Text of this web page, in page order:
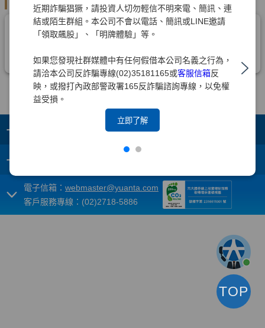
近期詐騙猖獗，請投資人切勿輕信不明來電、簡訊、連
結或陌生群組。本公司不會以電話、簡訊或LINE邀請
「領取飆股」、「明牌體驗」等。
如果您發現社群媒體中有任何假借本公司名義之行為，
請洽本公司反詐騙專線(02)35181165或客服信箱反
映，或撥打內政部警政署165反詐騙諮詢專線，以免權
益受損。
立即了解
+
+
電子信箱： webmaster@yuanta.com
客戶服務專線：(02)2718-5886
TOP